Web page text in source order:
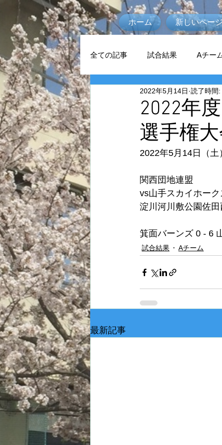
ホーム 新しいペー
全ての記事 試合結果 Aチー
2022年
選手権
2022年5月14日 読了時間
2022年5月14日（土
関西団地連盟
vs山手スカイホーク
淀川河川敷公園佐
箕面バーンズ 0 - 6
試合結果 Aチーム
最新記事